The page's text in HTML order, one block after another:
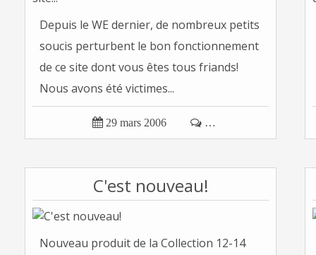
Depuis le WE dernier, de nombreux petits
soucis perturbent le bon fonctionnement
de ce site dont vous êtes tous friands!
Nous avons été victimes...
 29 mars 2006  …
C'est nouveau!
Nouveau produit de la Collection 12-14